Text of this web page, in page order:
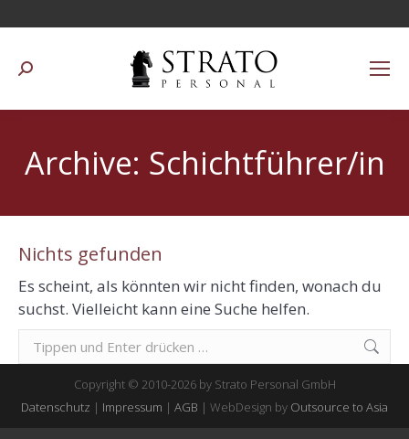
Suchen:
Archive: Schichtführer/in
Nichts gefunden
Es scheint, als könnten wir nicht finden, wonach du
suchst. Vielleicht kann eine Suche helfen.
Suchen:
Copyright © 2010-2026 by Strato Personal GmbH
Datenschutz | Impressum | AGB | WebDesign by Outsource to Asia